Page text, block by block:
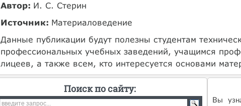
Автор: И. С. Стерин
Источник: Материаловедение
Данные публикации будут полезны студентам
профессиональных учебных заведений, учащимся
лицеев, а также всем, кто интересуется основами
Вы
Поиск по сайту: